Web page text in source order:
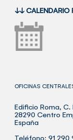
↓↓ CALENDARIO
OFICINAS
Edificio Roma, C.
28290 Centro
España
Teléfono: 91 290